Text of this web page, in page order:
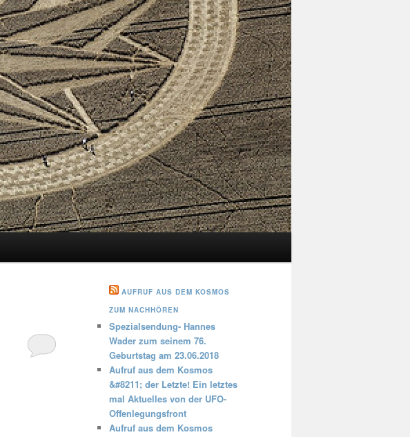
AUFRUF AUS DEM KOSMOS
ZUM NACHHÖREN
Spezialsendung- Hannes
Wader zum seinem 76.
Geburtstag am 23.06.2018
Aufruf aus dem Kosmos
&#8211; der Letzte! Ein letztes
mal Aktuelles von der UFO-
Offenlegungsfront
Aufruf aus dem Kosmos